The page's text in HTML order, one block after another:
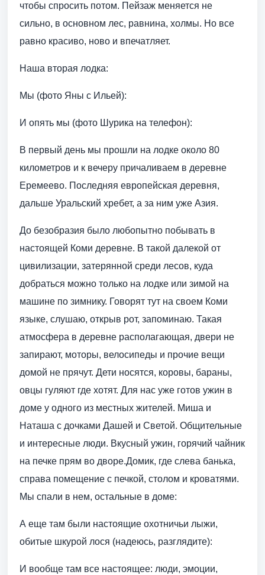
чтобы спросить потом. Пейзаж меняется не
сильно, в основном лес, равнина, холмы. Но все
равно красиво, ново и впечатляет.
Наша вторая лодка:
Мы (фото Яны с Ильей):
И опять мы (фото Шурика на телефон):
В первый день мы прошли на лодке около 80
километров и к вечеру причаливаем в деревне
Еремеево. Последняя европейская деревня,
дальше Уральский хребет, а за ним уже Азия.
До безобразия было любопытно побывать в
настоящей Коми деревне. В такой далекой от
цивилизации, затерянной среди лесов, куда
добраться можно только на лодке или зимой на
машине по зимнику. Говорят тут на своем Коми
языке, слушаю, открыв рот, запоминаю. Такая
атмосфера в деревне располагающая, двери не
запирают, моторы, велосипеды и прочие вещи
домой не прячут. Дети носятся, коровы, бараны,
овцы гуляют где хотят. Для нас уже готов ужин в
доме у одного из местных жителей. Миша и
Наташа с дочками Дашей и Светой. Общительные
и интересные люди. Вкусный ужин, горячий чайник
на печке прям во дворе.Домик, где слева банька,
справа помещение с печкой, столом и кроватями.
Мы спали в нем, остальные в доме:
А еще там были настоящие охотничьи лыжи,
обитые шкурой лося (надеюсь, разглядите):
И вообще там все настоящее: люди, эмоции,